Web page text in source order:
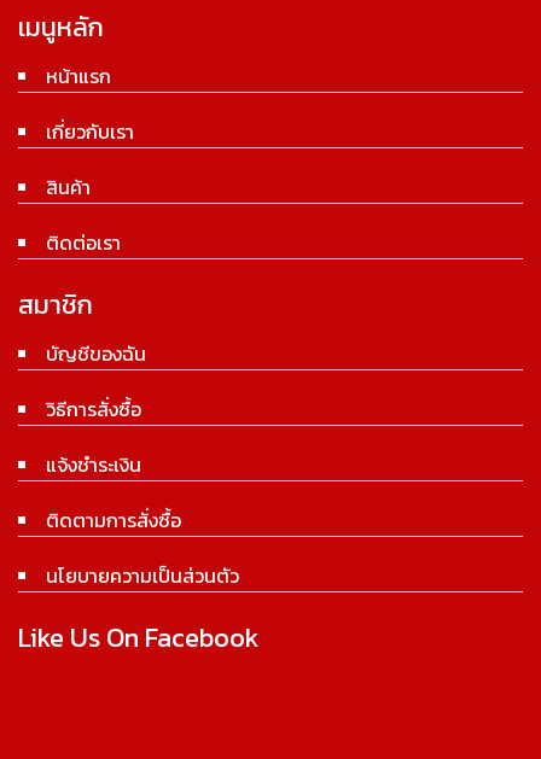
เมนูหลัก
หน้าแรก
เกี่ยวกับเรา
สินค้า
ติดต่อเรา
สมาชิก
บัญชีของฉัน
วิธีการสั่งซื้อ
แจ้งชำระเงิน
ติดตามการสั่งซื้อ
นโยบายความเป็นส่วนตัว
Like Us On Facebook